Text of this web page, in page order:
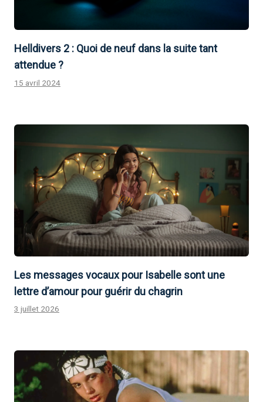
Helldivers 2 : Quoi de neuf dans la suite tant
attendue ?
15 avril 2024
Les messages vocaux pour Isabelle sont une
lettre d’amour pour guérir du chagrin
3 juillet 2026